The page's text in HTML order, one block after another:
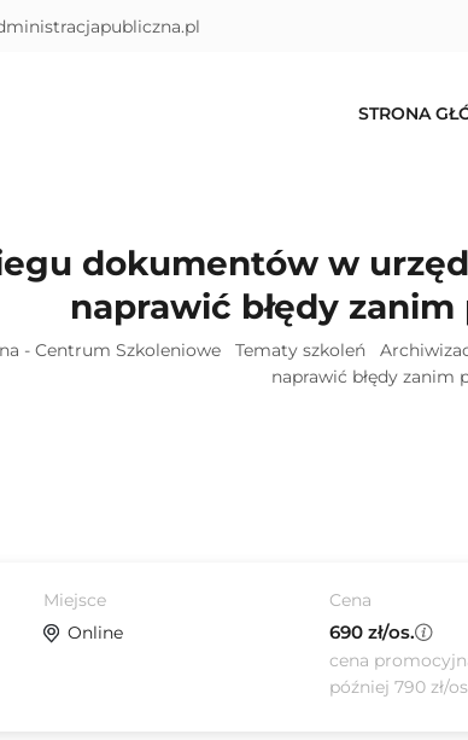
STRONA
dokumentów w
naprawić błędy
- Centrum Szkoleniowe Tematy szkoleń
naprawić błędy zanim
Miejsce
Online
Cena
690 zł/os.
cena
później 790 zł/